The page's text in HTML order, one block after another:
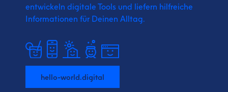
entwickeln digitale Tools und liefern hilfreiche
Informationen für Deinen Alltag.
hello-world.digital